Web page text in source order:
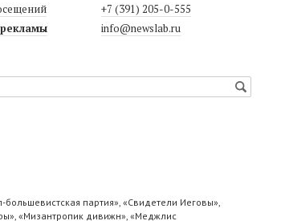
+7 (391) 205-0-555
info@newslab.ru
партия», «Свидетели Иеговы»,
«Мизантропик дивижн», «Меджлис